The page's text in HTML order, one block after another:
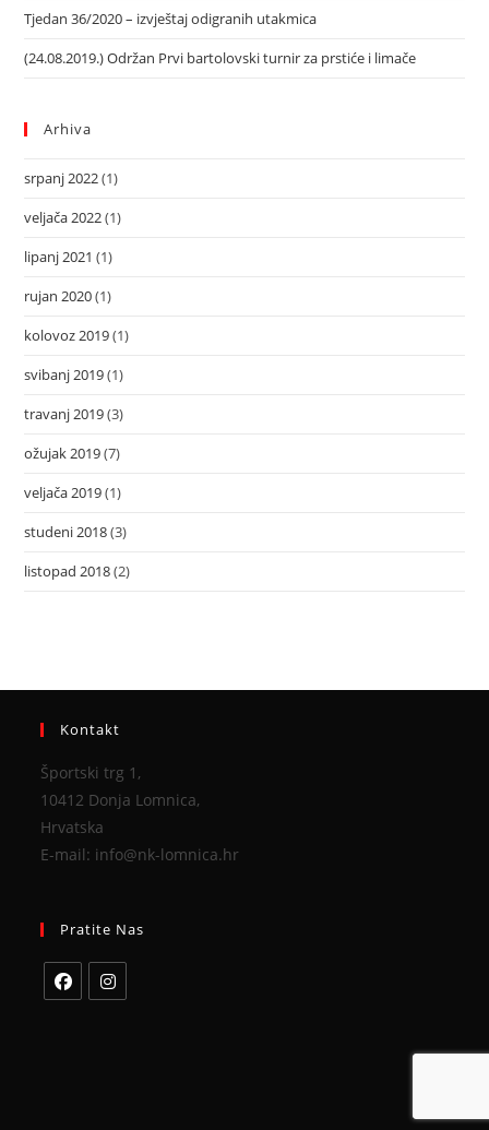
Tjedan 36/2020 – izvještaj odigranih utakmica
(24.08.2019.) Održan Prvi bartolovski turnir za prstiće i limače
Arhiva
srpanj 2022(1)
veljača 2022(1)
lipanj 2021 (1)
rujan 2020(1)
kolovoz 2019(1)
svibanj 2019(1)
travanj 2019(3)
ožujak 2019(7)
veljača 2019(1)
studeni 2018(3)
listopad 2018(2)
Kontakt
Športski trg 1,
10412 Donja Lomnica,
Hrvatska
E-mail: info@nk-lomnica.hr
Pratite Nas